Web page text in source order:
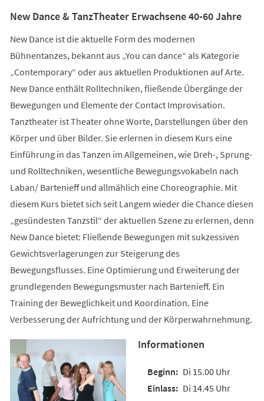
New Dance & TanzTheater Erwachsene 40-60 Jahre
New Dance ist die aktuelle Form des modernen
Bühnentanzes, bekannt aus „You can dance“ als Kategorie
„Contemporary“ oder aus aktuellen Produktionen auf Arte.
New Dance enthält Rolltechniken, fließende Übergänge der
Bewegungen und Elemente der Contact Improvisation.
Tanztheater ist Theater ohne Worte, Darstellungen über den
Körper und über Bilder. Sie erlernen in diesem Kurs eine
Einführung in das Tanzen im Allgemeinen, wie Dreh-, Sprung-
und Rolltechniken, wesentliche Bewegungsvokabeln nach
Laban/ Bartenieff und allmählich eine Choreographie. Mit
diesem Kurs bietet sich seit Langem wieder die Chance diesen
„gesündesten Tanzstil“ der aktuellen Szene zu erlernen, denn
New Dance bietet: Fließende Bewegungen mit sukzessiven
Gewichtsverlagerungen zur Steigerung des
Bewegungsflusses. Eine Optimierung und Erweiterung der
grundlegenden Bewegungsmuster nach Bartenieff. Ein
Training der Beweglichkeit und Koordination. Eine
Verbesserung der Aufrichtung und der Körperwahrnehmung.
Informationen
Di 15.00 Uhr
Di 14.45 Uhr